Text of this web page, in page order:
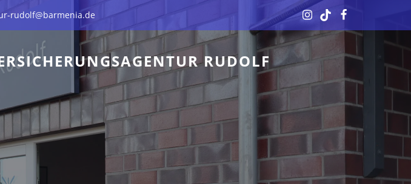
rudolf@barmenia.de
RUDOLF